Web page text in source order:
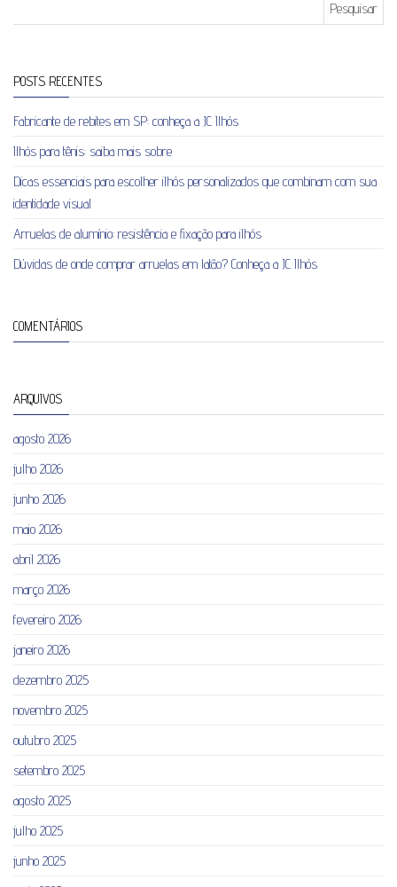
POSTS RECENTES
Fabricante de rebites em SP: conheça a JC Ilhós
Ilhós para tênis: saiba mais sobre
Dicas essenciais para escolher ilhós personalizados que combinam com sua
identidade visual
Arruelas de alumínio: resistência e fixação para ilhós
Dúvidas de onde comprar arruelas em latão? Conheça a JC Ilhós
COMENTÁRIOS
ARQUIVOS
agosto 2026
julho 2026
junho 2026
maio 2026
abril 2026
março 2026
fevereiro 2026
janeiro 2026
dezembro 2025
novembro 2025
outubro 2025
setembro 2025
agosto 2025
julho 2025
junho 2025